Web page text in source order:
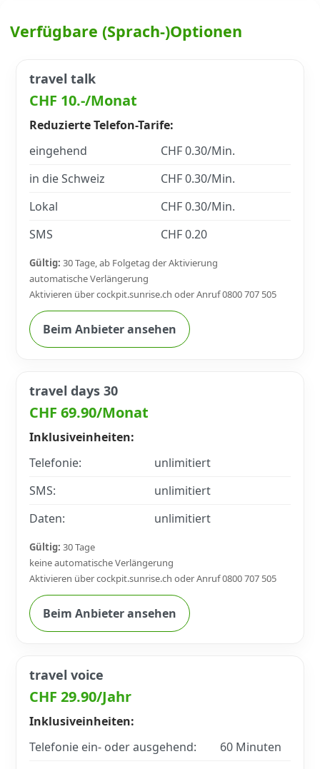
Verfügbare (Sprach-)Optionen
travel talk
CHF 10.-/Monat
Reduzierte Telefon-Tarife:
eingehend
CHF 0.30/Min.
in die Schweiz
CHF 0.30/Min.
Lokal
CHF 0.30/Min.
SMS
CHF 0.20
Gültig: 30 Tage, ab Folgetag der Aktivierung
automatische Verlängerung
Aktivieren über cockpit.sunrise.ch oder Anruf 0800 707 505
Beim Anbieter ansehen
travel days 30
CHF 69.90/Monat
Inklusiveinheiten:
Telefonie:
unlimitiert
SMS:
unlimitiert
Daten:
unlimitiert
Gültig: 30 Tage
keine automatische Verlängerung
Aktivieren über cockpit.sunrise.ch oder Anruf 0800 707 505
Beim Anbieter ansehen
travel voice
CHF 29.90/Jahr
Inklusiveinheiten:
Telefonie ein- oder ausgehend:
60 Minuten